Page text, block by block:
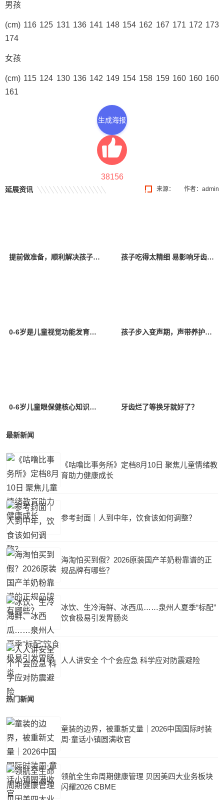
男孩
(cm) 116 125 131 136 141 148 154 162 167 171 172 173
174
女孩
(cm) 115 124 130 136 142 149 154 158 159 160 160 160
161
生成海报
38156
来源： 作者：admin
延展资讯
提前做准备，顺利解决孩子换牙烦恼 孩子吃得太精细 易影响牙齿生长
0-6岁是儿童视觉功能发育的关键期 孩子步入变声期，声带养护安排上！
0-6岁儿童眼保健核心知识要点 牙齿烂了等换牙就好了？
最新新闻
《咕噜比事务所》定档8月10日 聚焦儿童情绪教
育助力健康成长
参考封面｜人到中年，饮食该如何调整？
海淘怕买到假？2026原装国产羊奶粉靠谱的正
规品牌有哪些？
冰饮、生冷海鲜、冰西瓜……泉州人夏季“标配”
饮食极易引发胃肠炎
人人讲安全 个个会应急 科学应对防震避险
热门新闻
童装的边界，被重新丈量｜2026中国国际时装
周·童话小镇圆满收官
领航全生命周期健康管理 贝因美四大业务板块
闪耀2026 CBME